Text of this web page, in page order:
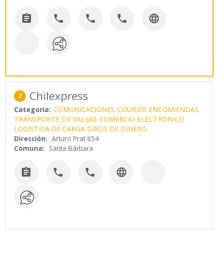
    
2 Chilexpress
Categoría: COMUNICACIONES COURIER ENCOMIENDAS
TRANSPORTE DE VALIJAS COMERCIO ELECTRONICO
LOGISTICA DE CARGA GIROS DE DINERO
Dirección: Arturo Prat 654
Comuna: Santa Bárbara
   